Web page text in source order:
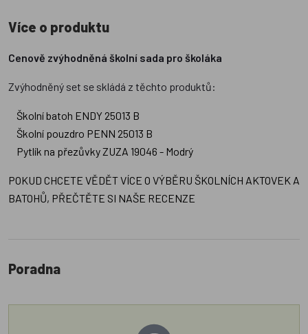
Více o produktu
Cenově zvýhodněná školní sada pro školáka
Zvýhodněný set se skládá z těchto produktů:
Školní batoh ENDY 25013 B
Školní pouzdro PENN 25013 B
Pytlík na přezůvky ZUZA 19046 - Modrý
POKUD CHCETE VĚDĚT VÍCE O VÝBĚRU ŠKOLNÍCH AKTOVEK A
BATOHŮ, PŘEČTĚTE SI NAŠE RECENZE
Poradna